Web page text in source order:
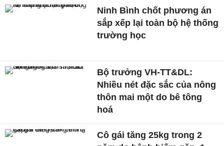
Ninh Bình chốt phương án
sắp xếp lại toàn bộ hệ thống
trường học
Bộ trưởng VH-TT&DL:
Nhiều nét đặc sắc của nông
thôn mai một do bê tông
hoá
Cô gái tăng 25kg trong 2